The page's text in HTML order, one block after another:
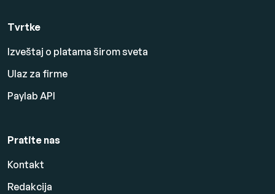
Tvrtke
Izveštaj o platama širom sveta
Ulaz za firme
Paylab API
Pratite nas
Kontakt
Redakcija